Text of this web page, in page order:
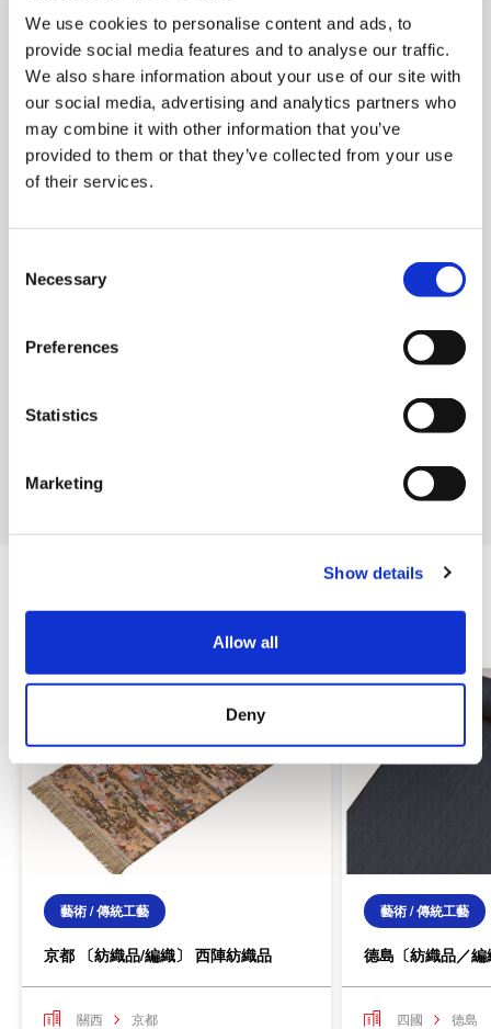
We use cookies to personalise content and ads, to
provide social media features and to analyse our traffic.
We also share information about your use of our site with
our social media, advertising and analytics partners who
may combine it with other information that you’ve
provided to them or that they’ve collected from your use
of their services.
Necessary
Preferences
Statistics
Marketing
Show details
Allow all
Deny
相關店鋪
日本傳統工藝青山廣場
相關商品
藝術 / 傳統工藝
京都 〔紡織品/編織〕 西陣紡織品
關西
京都
藝術 / 傳統工藝
德島〔紡織品／
四國
德島